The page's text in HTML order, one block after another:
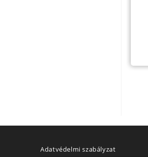
Adatvédelmi szabályzat